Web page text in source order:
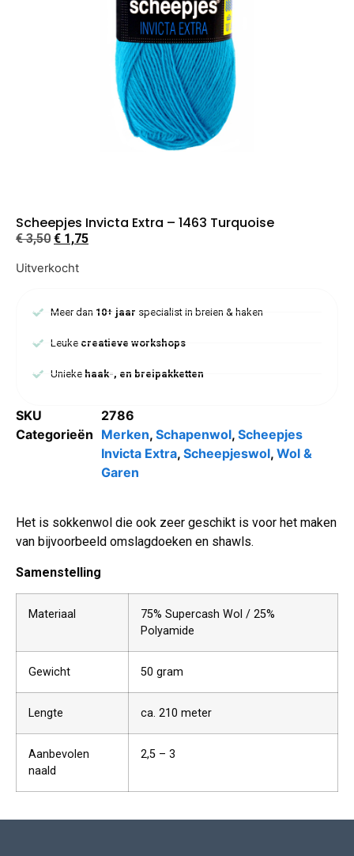
Scheepjes Invicta Extra – 1463 Turquoise
€3,50 € 1,75
Uitverkocht
Meer dan 10+ jaar specialist in breien & haken
Leuke creatieve workshops
Uniekehaak-, en breipakketten
SKU
2786
Categorieën Merken, Schapenwol, Scheepjes
Invicta Extra, Scheepjeswol, Wol &
Garen
Het is sokkenwol die ook zeer geschikt is voor het maken
van bijvoorbeeld omslagdoeken en shawls.
Samenstelling
Materiaal
75% Supercash Wol / 25%
Polyamide
Gewicht 50 gram
Lengte ca. 210 meter
Aanbevolen
naald
2,5 – 3